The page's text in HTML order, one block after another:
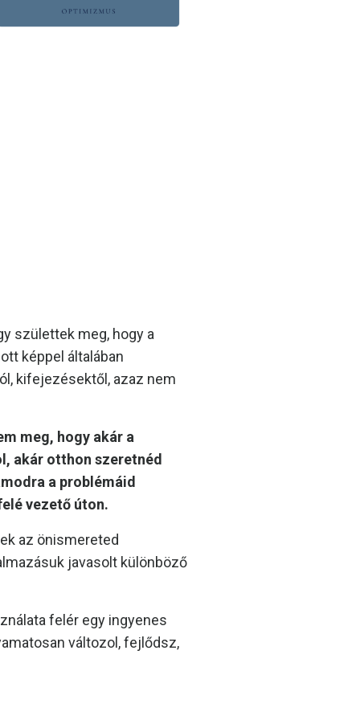
születtek meg, hogy a
képpel általában
kifejezésektől, azaz nem
meg, hogy akár a
akár otthon szeretnéd
a problémáid
vezető úton.
az önismereted
javasolt különböző
felér egy ingyenes
változol, fejlődsz,